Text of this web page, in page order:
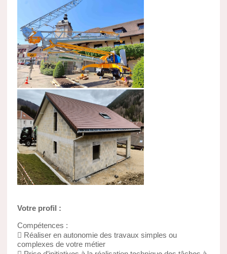
Votre profil :
Compétences :
 Réaliser en autonomie des travaux simples ou
complexes de votre métier